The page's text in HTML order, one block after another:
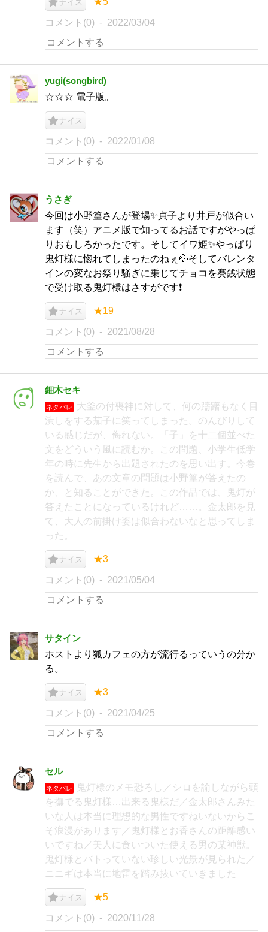
ナイス
コメント(0) 2022/03/04
yugi(songbird)
☆☆☆ 電子版。
ナイス
コメント(0) 2022/01/08
うさぎ
今回は小野篁さんが登場✨貞子より井戸が似合い
ます（笑）アニメ版で知ってるお話ですがやっぱ
りおもしろかったです。そしてイワ姫✨やっぱり
鬼灯様に惚れてしまったのねぇ💦そしてバレンタ
インの変なお祭り騒ぎに乗じてチョコを賽銭状態
で受け取る鬼灯様はさすがです❗️
ナイス ★19
コメント(0) 2021/08/28
鈿木セキ
ネタバレ
大釜の付喪神に対して、何の躊躇もなく目
潰しをする茄子に笑ってしまった。のんびりして
いる感じだが、侮れない。「子」を十二個並べた
文をどういう風に読むか。この問題、小学生低学
年の時に先生から出題されたのを思い出す。今巻
を読んで、あの文章の問題は小野篁が答えたの
か、と知ることができた。この作品では、鬼灯が
答えたことになっているけれど……。金太郎を見
て、大人の前掛け姿は似合わないなと思ってしま
った。
ナイス ★3
コメント(0) 2021/05/04
サタイン
ホストより狐カフェの方が流行るっていうの分か
る。
ナイス ★3
コメント(0) 2021/04/25
セル
ネタバレ
鬼灯様のメモ恐ろし／シロを諭しながら頭
を撫でる鬼灯様…出来る鬼様だ／金太郎さんみた
いな人は本当に理想的な男性ですねいないからこ
そ浪漫があります／鬼灯様とお香さんの距離感い
いですね／美人に食いついた使える男の某神獣。
鬼灯様とバトっていない珍しい光景が見られた／
ニニギは本当に地雷を踏み抜いていきました
ナイス ★5
コメント(0) 2020/11/28